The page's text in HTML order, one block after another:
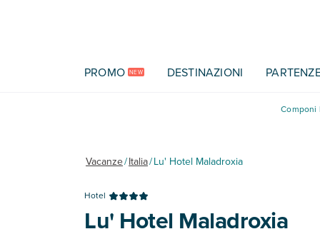
PROMO NEW DESTINAZIONI
Componi
Vacanze/Italia/Lu' Hotel Maladroxia
Hotel
Lu' Hotel Maladroxia